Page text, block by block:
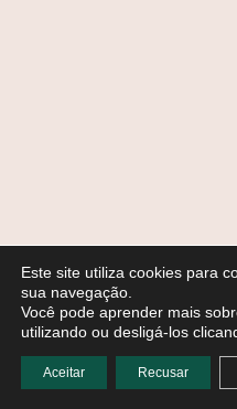
Este site utiliza cookies para
sua navegação.
Você pode aprender mais
utilizando ou desligá-los
Aceitar Recusar